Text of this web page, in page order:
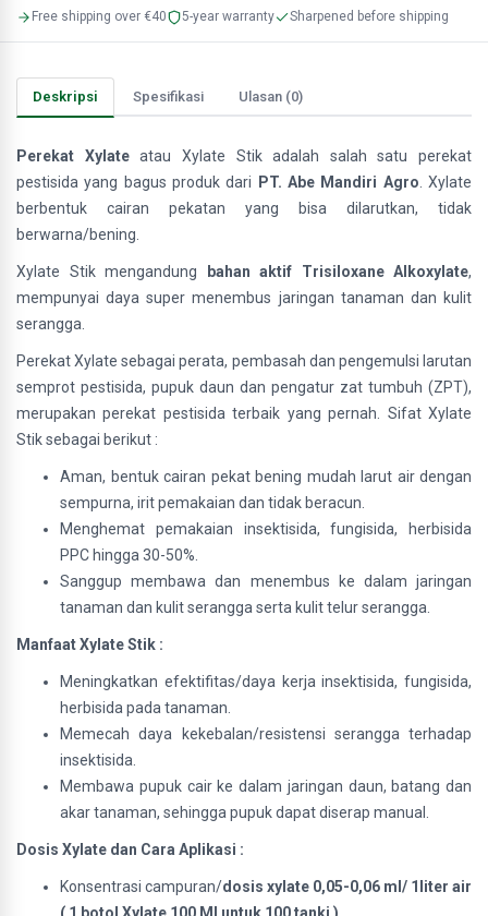
Free shipping over €40 5-year warranty Sharpened before shipping
Deskripsi Spesifikasi Ulasan (0)
Perekat Xylateatau Xylate Stik adalah salah satu perekat
pestisida yang bagus produk dari
PT. Abe Mandiri Agro . Xylate
berbentuk cairan pekatan yang bisa dilarutkan, tidak
berwarna/bening.
Xylate Stik mengandung bahan aktif Trisiloxane Alkoxylate,
mempunyai daya super menembus jaringan tanaman dan kulit
serangga.
Perekat Xylate sebagai perata, pembasah dan pengemulsi larutan
semprot pestisida, pupuk daun dan pengatur zat tumbuh (ZPT),
merupakan perekat pestisida terbaik yang pernah. Sifat Xylate
Stik sebagai berikut :
Aman, bentuk cairan pekat bening mudah larut air dengan
sempurna, irit pemakaian dan tidak beracun.
Menghemat pemakaian insektisida, fungisida, herbisida
PPC hingga 30-50%.
Sanggup membawa dan menembus ke dalam jaringan
tanaman dan kulit serangga serta kulit telur serangga.
Manfaat Xylate Stik :
Meningkatkan efektifitas/daya kerja insektisida, fungisida,
herbisida pada tanaman.
Memecah daya kekebalan/resistensi serangga terhadap
insektisida.
Membawa pupuk cair ke dalam jaringan daun, batang dan
akar tanaman, sehingga pupuk dapat diserap manual.
Dosis Xylate dan Cara Aplikasi :
Konsentrasi campuran/dosis xylate 0,05-0,06 ml/ 1liter air